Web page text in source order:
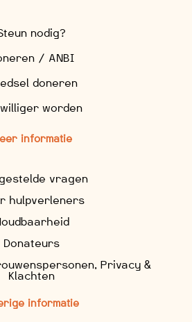
nodig?
/ ANBI
doneren
worden
informatie
vragen
hulpverleners
Donateurs
Privacy &
Klachten
informatie